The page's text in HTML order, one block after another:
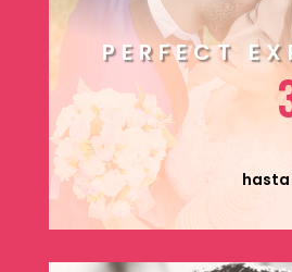
PERFECT
hasta